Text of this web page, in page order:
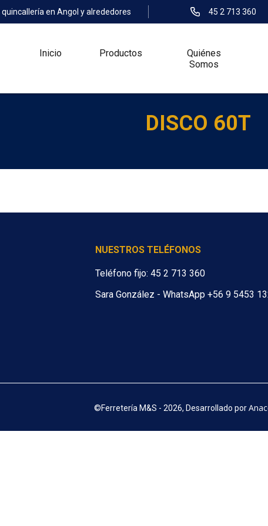
en Angol y alrededores 45 2 713 360
Inicio Productos
Quiénes
Somos
DISCO 60T
NUESTROS TELÉFONOS
Teléfono fijo: 45 2 713 360
Sara González - WhatsApp +56 9 5453
©Ferretería M&S - 2026, Desarrollado por